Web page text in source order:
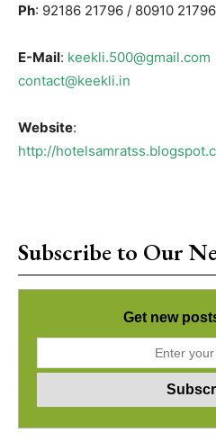
Ph: 92186 21796 / 80910 21796
E-Mail: keekli.500@gmail.com
contact@keekli.in
Website:
http://
Subscribe to Our
Get new